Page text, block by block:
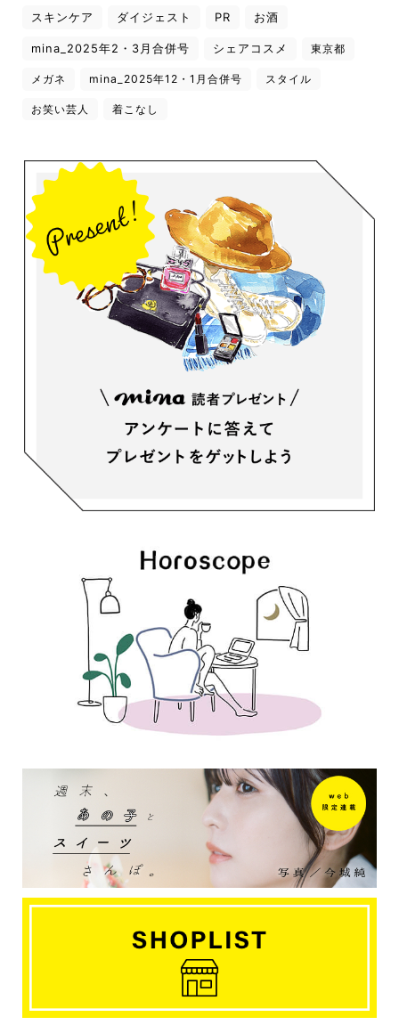
スキンケア ダイジェスト PR お酒
mina_2025年2・3月合併号 シェアコスメ 東京都
メガネ mina_2025年12・1月合併号 スタイル
お笑い芸人 着こなし